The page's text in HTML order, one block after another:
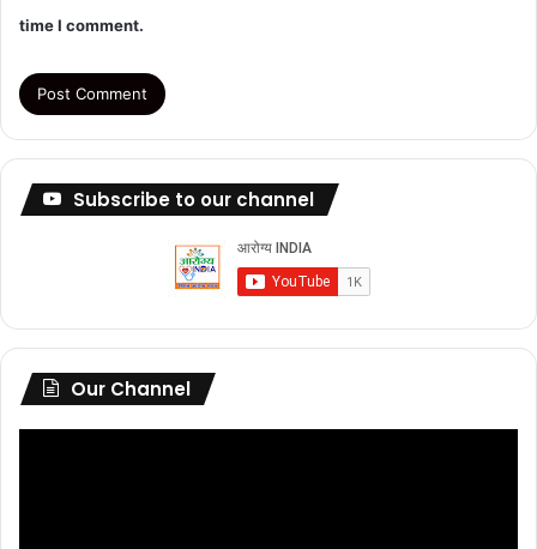
time I comment.
Subscribe to our channel
Our Channel